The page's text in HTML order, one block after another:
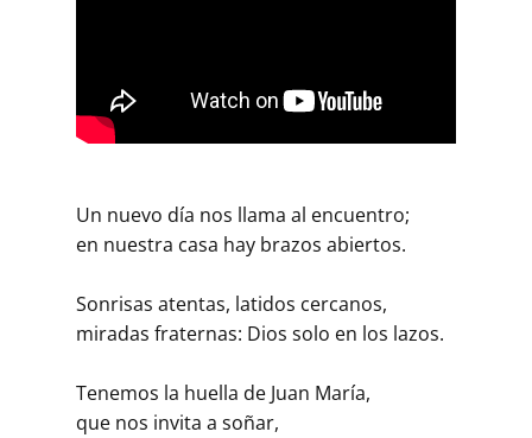
Un nuevo día nos llama al encuentro;
en nuestra casa hay brazos abiertos.
Sonrisas atentas, latidos cercanos,
miradas fraternas: Dios solo en los lazos.
Tenemos la huella de Juan María,
que nos invita a soñar,